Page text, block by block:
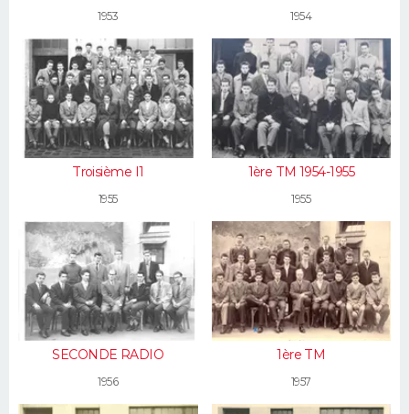
1953 1954
Troisième I1
1955
1ère TM 1954-1955
1955
SECONDE RADIO
1956
1ère TM
1957